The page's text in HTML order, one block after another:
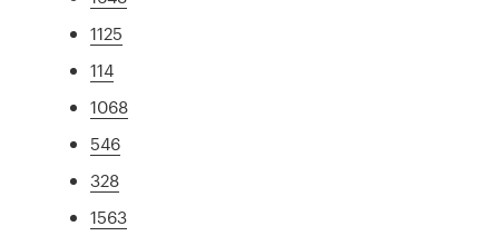
1125
114
1068
546
328
1563